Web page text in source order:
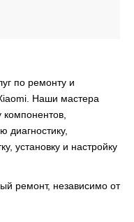
по ремонту и
Наши мастера
диагностику,
установку и настройку
ремонт, независимо от